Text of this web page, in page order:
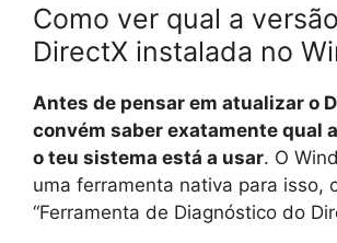
Como ver qual a
DirectX instalada no
Antes de pensar em atualizar o
convém saber exatamente qual
o teu sistema está a usar. O
uma ferramenta nativa para isso,
“Ferramenta de Diagnóstico do